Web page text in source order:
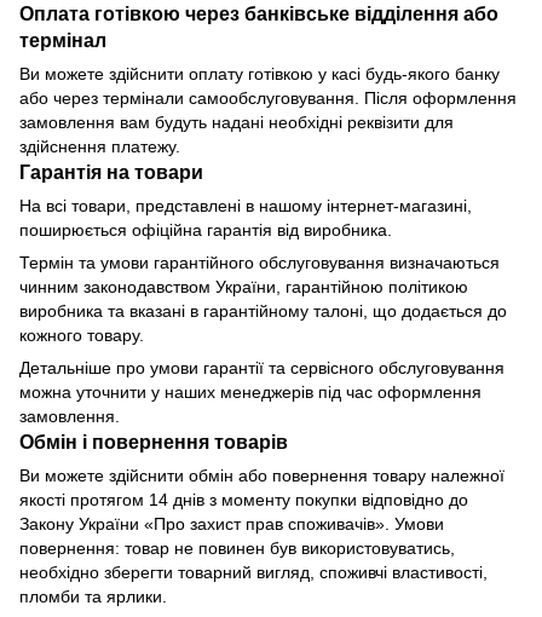
Оплата готівкою через банківське відділення або
термінал
Ви можете здійснити оплату готівкою у касі будь-якого банку
або через термінали самообслуговування. Після оформлення
замовлення вам будуть надані необхідні реквізити для
здійснення платежу.
Гарантія на товари
На всі товари, представлені в нашому інтернет-магазині,
поширюється офіційна гарантія від виробника.
Термін та умови гарантійного обслуговування визначаються
чинним законодавством України, гарантійною політикою
виробника та вказані в гарантійному талоні, що додається до
кожного товару.
Детальніше про умови гарантії та сервісного обслуговування
можна уточнити у наших менеджерів під час оформлення
замовлення.
Обмін і повернення товарів
Ви можете здійснити обмін або повернення товару належної
якості протягом 14 днів з моменту покупки відповідно до
Закону України «Про захист прав споживачів». Умови
повернення: товар не повинен був використовуватись,
необхідно зберегти товарний вигляд, споживчі властивості,
пломби та ярлики.